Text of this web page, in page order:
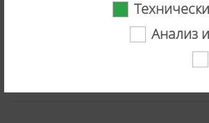
Анализ
NOVACAT F front mowers